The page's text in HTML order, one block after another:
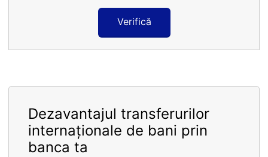
Verifică
Dezavantajul transferurilor
internaționale de bani prin
banca ta